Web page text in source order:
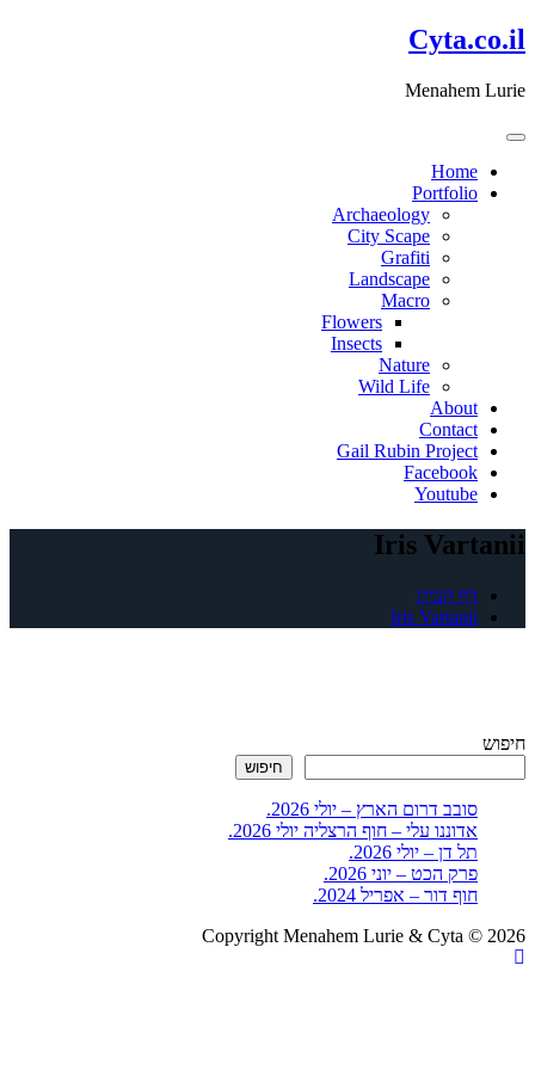
דלג
לתוכן
Cyta.co.il
Menahem Lurie
Home
Portfolio
Archaeology
City Scape
Grafiti
Landscape
Macro
Flowers
Insects
Nature
Wild Life
About
Contact
Gail Rubin Project
Facebook
Youtube
Iris Vartanii
דף הבית
Iris Vartanii
חיפוש
חיפוש
סובב דרום הארץ – יולי 2026.
אדוננו עלי – חוף הרצליה יולי 2026.
תל דן – יולי 2026.
פרק הכט – יוני 2026.
חוף דור – אפריל 2024.
Copyright Menahem Lurie & Cyta © 2026